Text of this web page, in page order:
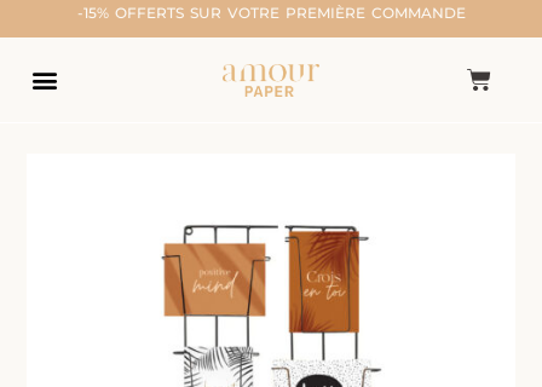
-15% OFFERTS SUR VOTRE PREMIÈRE COMMANDE